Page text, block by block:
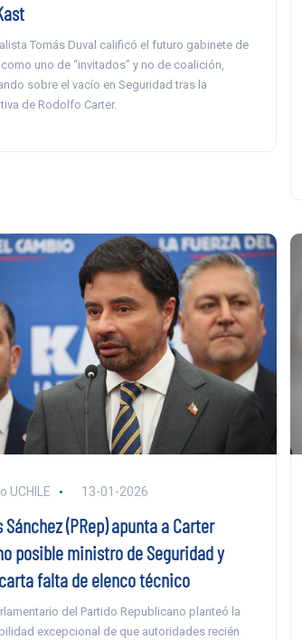
Tomás Duval calificó el futuro gabinete de
uno de “invitados” y no de coalición,
sobre el vacío en Seguridad tras la
de Rodolfo Carter.
UCHILE 13-01-2026
Sánchez (PRep) apunta a Carter
posible ministro de Seguridad y
falta de elenco técnico
del Partido Republicano planteó la
excepcional de que autoridades recién